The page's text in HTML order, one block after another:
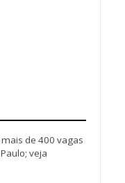
de 400 vagas
veja